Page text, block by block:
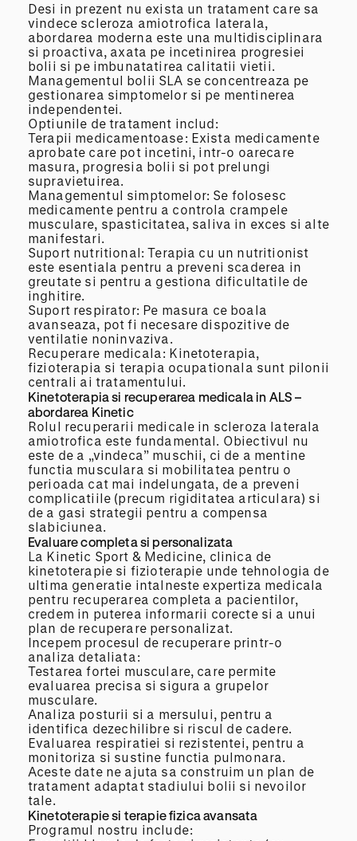
Desi in prezent nu exista un tratament care sa
vindece scleroza amiotrofica laterala,
abordarea moderna este una multidisciplinara
si proactiva, axata pe incetinirea progresiei
bolii si pe imbunatatirea calitatii vietii.
Managementul bolii SLA se concentreaza pe
gestionarea simptomelor si pe mentinerea
independentei.
Optiunile de tratament includ:
Terapii medicamentoase: Exista medicamente
aprobate care pot incetini, intr-o oarecare
masura, progresia bolii si pot prelungi
supravietuirea.
Managementul simptomelor: Se folosesc
medicamente pentru a controla crampele
musculare, spasticitatea, saliva in exces si alte
manifestari.
Suport nutritional: Terapia cu un nutritionist
este esentiala pentru a preveni scaderea in
greutate si pentru a gestiona dificultatile de
inghitire.
Suport respirator: Pe masura ce boala
avanseaza, pot fi necesare dispozitive de
ventilatie noninvaziva.
Recuperare medicala: Kinetoterapia,
fizioterapia si terapia ocupationala sunt pilonii
centrali ai tratamentului.
Kinetoterapia si recuperarea medicala in ALS –
abordarea Kinetic
Rolul recuperarii medicale in scleroza laterala
amiotrofica este fundamental. Obiectivul nu
este de a „vindeca” muschii, ci de a mentine
functia musculara si mobilitatea pentru o
perioada cat mai indelungata, de a preveni
complicatiile (precum rigiditatea articulara) si
de a gasi strategii pentru a compensa
slabiciunea.
Evaluare completa si personalizata
La Kinetic Sport & Medicine, clinica de
kinetoterapie si fizioterapie unde tehnologia de
ultima generatie intalneste expertiza medicala
pentru recuperarea completa a pacientilor,
credem in puterea informarii corecte si a unui
plan de recuperare personalizat.
Incepem procesul de recuperare printr-o
analiza detaliata:
Testarea fortei musculare, care permite
evaluarea precisa si sigura a grupelor
musculare.
Analiza posturii si a mersului, pentru a
identifica dezechilibre si riscul de cadere.
Evaluarea respiratiei si rezistentei, pentru a
monitoriza si sustine functia pulmonara.
Aceste date ne ajuta sa construim un plan de
tratament adaptat stadiului bolii si nevoilor
tale.
Kinetoterapie si terapie fizica avansata
Programul nostru include: